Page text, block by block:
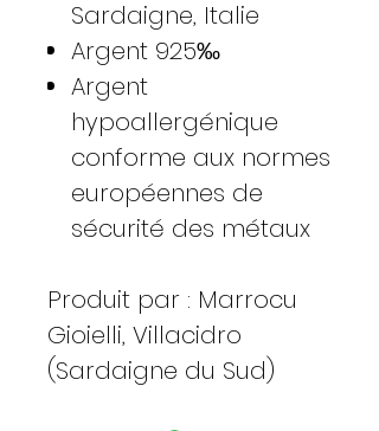
Sardaigne, Italie
Argent 925‰
Argent
hypoallergénique
conforme aux normes
européennes de
sécurité des métaux
Produit par : Marrocu
Gioielli, Villacidro
(Sardaigne du Sud)